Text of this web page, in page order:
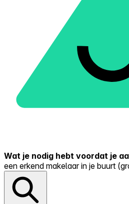
Wat je nodig hebt voordat je
een erkend makelaar in je buurt